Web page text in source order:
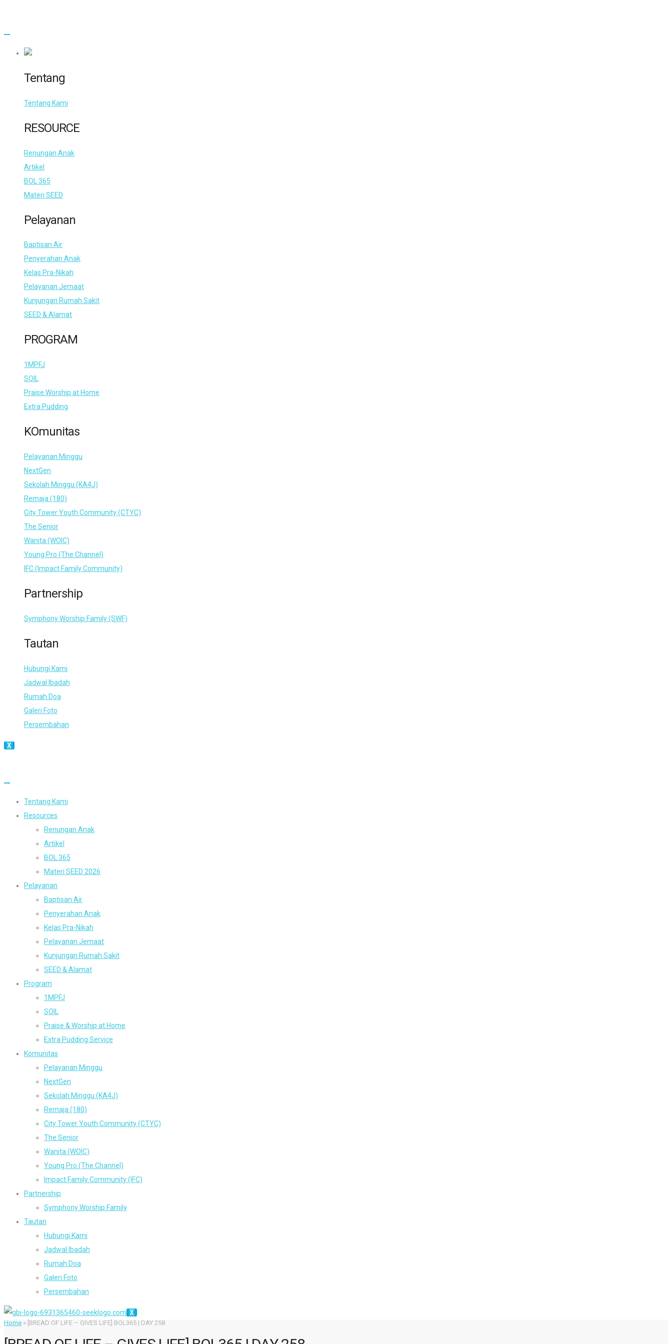
Tentang
Tentang Kami
RESOURCE
Renungan Anak
Artikel
BOL 365
Materi SEED
Pelayanan
Baptisan Air
Penyerahan Anak
Kelas Pra-Nikah
Pelayanan Jemaat
Kunjungan Rumah Sakit
SEED & Alamat
PROGRAM
1MPFJ
SOIL
Praise Worship at Home
Extra Pudding
KOmunitas
Pelayanan Minggu
NextGen
Sekolah Minggu (KA4J)
Remaja (180)
City Tower Youth Community (CTYC)
The Senior
Wanita (WOIC)
Young Pro (The Channel)
IFC (Impact Family Community)
Partnership
Symphony Worship Family (SWF)
Tautan
Hubungi Kami
Jadwal Ibadah
Rumah Doa
Galeri Foto
Persembahan
X
Tentang Kami
Resources
Renungan Anak
Artikel
BOL 365
Materi SEED 2026
Pelayanan
Baptisan Air
Penyerahan Anak
Kelas Pra-Nikah
Pelayanan Jemaat
Kunjungan Rumah Sakit
SEED & Alamat
Program
1MPFJ
SOIL
Praise & Worship at Home
Extra Pudding Service
Komunitas
Pelayanan Minggu
NextGen
Sekolah Minggu (KA4J)
Remaja (180)
City Tower Youth Community (CTYC)
The Senior
Wanita (WOIC)
Young Pro (The Channel)
Impact Family Community (IFC)
Partnership
Symphony Worship Family
Tautan
Hubungi Kami
Jadwal Ibadah
Rumah Doa
Galeri Foto
Persembahan
X
Home » [BREAD OF LIFE – GIVES LIFE] BOL365 | DAY 258